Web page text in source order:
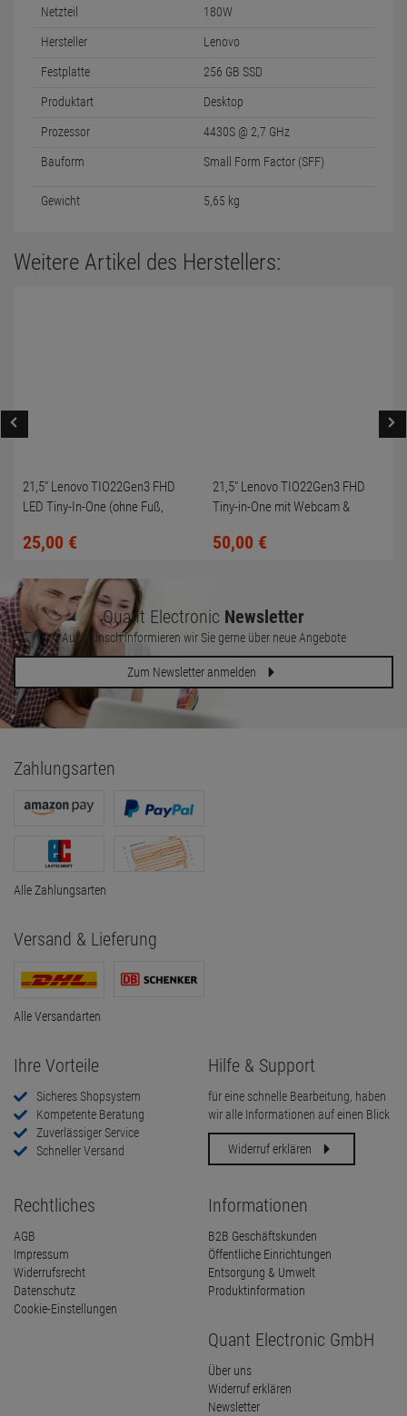
Netzteil 180W
Hersteller Lenovo
Festplatte 256 GB SSD
Produktart Desktop
Prozessor 4430S @ 2,7 GHz
Bauform Small Form Factor (SFF)
Gewicht 5,65 kg
Weitere Artikel des Herstellers:
21,5" Lenovo TIO22Gen3 FHD
LED Tiny-In-One (ohne Fuß,
25,00 €
21,5" Lenovo TIO22Gen3 FHD
Tiny-in-One mit Webcam &
50,00 €
Quant Electronic Newsletter
Auf Wunsch informieren wir Sie gerne über neue Angebote
Zum Newsletter anmelden
Zahlungsarten
Alle Zahlungsarten
Versand & Lieferung
Alle Versandarten
Ihre Vorteile
Sicheres Shopsystem
Kompetente Beratung
Zuverlässiger Service
Schneller Versand
Hilfe & Support
für eine schnelle Bearbeitung, haben
wir alle Informationen auf einen Blick
Widerruf erklären
Rechtliches
AGB
Impressum
Widerrufsrecht
Datenschutz
Cookie-Einstellungen
Informationen
B2B Geschäftskunden
Öffentliche Einrichtungen
Entsorgung & Umwelt
Produktinformation
Quant Electronic GmbH
Über uns
Widerruf erklären
Newsletter